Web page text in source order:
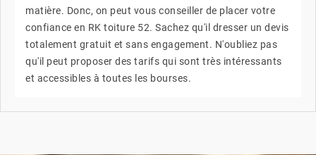
matière. Donc, on peut vous conseiller de placer votre
confiance en RK toiture 52. Sachez qu'il dresser un devis
totalement gratuit et sans engagement. N'oubliez pas
qu'il peut proposer des tarifs qui sont très intéressants
et accessibles à toutes les bourses.